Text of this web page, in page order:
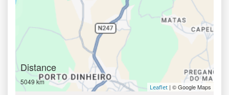
Distance
5049 km
Leaflet | © Google Maps